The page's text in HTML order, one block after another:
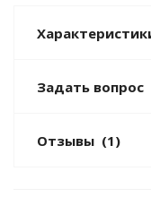
Задать вопрос
Отзывы (1)